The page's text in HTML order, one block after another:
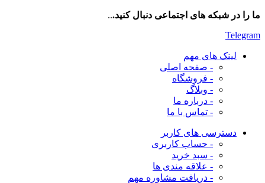
ما را در شبکه های اجتماعی دنبال کنید...
Telegram
لینک های مهم
- صفحه اصلی
- فروشگاه
- وبلاگ
- درباره ما
- تماس با ما
دسترسی های کاربر
- حساب کاربری
- سبد خرید
- علاقه مندی ها
- دریافت مشاوره مهم